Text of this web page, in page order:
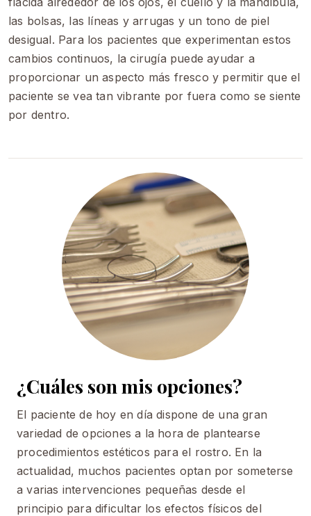
las bolsas, las líneas y arrugas y un tono de piel
desigual. Para los pacientes que experimentan estos
cambios continuos, la cirugía puede ayudar a
proporcionar un aspecto más fresco y permitir que el
paciente se vea tan vibrante por fuera como se siente
por dentro.
¿Cuáles son mis opciones?
El paciente de hoy en día dispone de una gran
variedad de opciones a la hora de plantearse
procedimientos estéticos para el rostro. En la
actualidad, muchos pacientes optan por someterse
a varias intervenciones pequeñas desde el
principio para dificultar los efectos físicos del